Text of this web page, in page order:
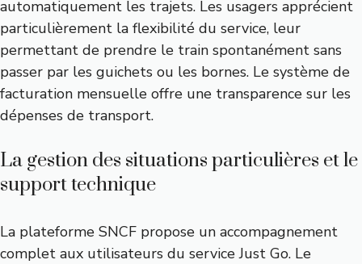
automatiquement les trajets. Les usagers apprécient
particulièrement la flexibilité du service, leur
permettant de prendre le train spontanément sans
passer par les guichets ou les bornes. Le système de
facturation mensuelle offre une transparence sur les
dépenses de transport.
La gestion des situations particulières et le
support technique
La plateforme SNCF propose un accompagnement
complet aux utilisateurs du service Just Go. Le